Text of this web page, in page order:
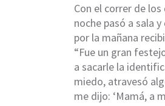
Con el correr de
noche pasó a sala
por la mañana
“Fue un gran
a sacarle la
miedo, atravesó
me dijo: ‘Mamá, a